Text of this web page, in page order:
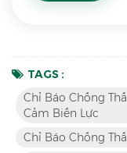
TAGS :
Chỉ Báo Chống
Cảm Biến Lực
Chỉ Báo Chống